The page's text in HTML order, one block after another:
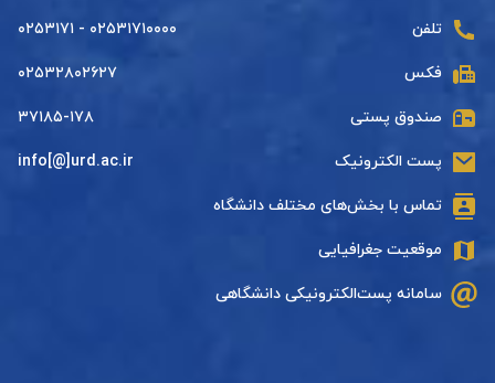
تلفن ۰۲۵۳۱۷۱۰۰۰۰ - ۰۲۵۳۱۷۱
فکس ۰۲۵۳۲۸۰۲۶۲۷
صندوق پستی ۳۷۱۸۵-۱۷۸
پست الکترونیک info[@]urd.ac.ir
تماس با بخش‌های مختلف دانشگاه
موقعیت جغرافیایی
سامانه پست‌الکترونیکی دانشگاهی